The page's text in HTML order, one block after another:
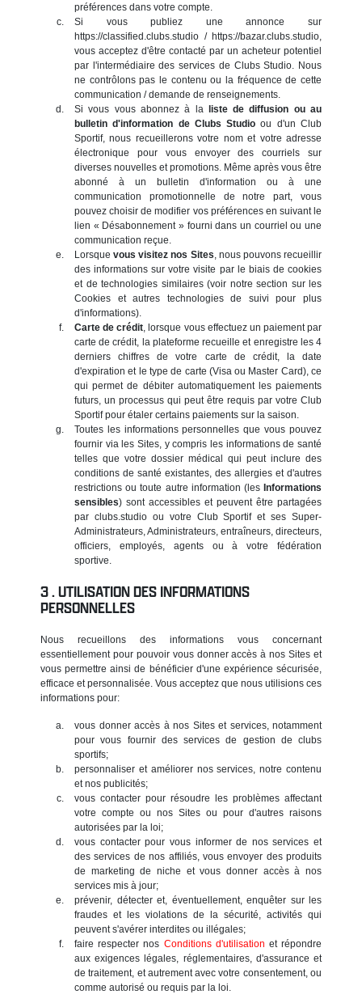
préférences dans votre compte.
Si vous publiez une annonce sur
https://classified.clubs.studio / https://bazar.clubs.studio,
vous acceptez d'être contacté par un acheteur potentiel
par l'intermédiaire des services de Clubs Studio. Nous
ne contrôlons pas le contenu ou la fréquence de cette
communication / demande de renseignements.
Si vous vous abonnez à la liste de diffusion ou au
bulletin d'information de Clubs Studio ou d'un Club
Sportif, nous recueillerons votre nom et votre adresse
électronique pour vous envoyer des courriels sur
diverses nouvelles et promotions. Même après vous être
abonné à un bulletin d'information ou à une
communication promotionnelle de notre part, vous
pouvez choisir de modifier vos préférences en suivant le
lien « Désabonnement » fourni dans un courriel ou une
communication reçue.
Lorsquevous visitez nos Sites, nous pouvons recueillir
des informations sur votre visite par le biais de cookies
et de technologies similaires (voir notre section sur les
Cookies et autres technologies de suivi pour plus
d'informations).
Carte de crédit, lorsque vous effectuez un paiement par
carte de crédit, la plateforme recueille et enregistre les 4
derniers chiffres de votre carte de crédit, la date
d'expiration et le type de carte (Visa ou Master Card), ce
qui permet de débiter automatiquement les paiements
futurs, un processus qui peut être requis par votre Club
Sportif pour étaler certains paiements sur la saison.
Toutes les informations personnelles que vous pouvez
fournir via les Sites, y compris les informations de santé
telles que votre dossier médical qui peut inclure des
conditions de santé existantes, des allergies et d'autres
restrictions ou toute autre information (les Informations
sensibles) sont accessibles et peuvent être partagées
par clubs.studio ou votre Club Sportif et ses Super-
Administrateurs, Administrateurs, entraîneurs, directeurs,
officiers, employés, agents ou à votre fédération
sportive.
UTILISATION DES INFORMATIONS
PERSONNELLES
Nous recueillons des informations vous concernant
essentiellement pour pouvoir vous donner accès à nos Sites et
vous permettre ainsi de bénéficier d'une expérience sécurisée,
efficace et personnalisée. Vous acceptez que nous utilisions ces
informations pour:
vous donner accès à nos Sites et services, notamment
pour vous fournir des services de gestion de clubs
sportifs;
personnaliser et améliorer nos services, notre contenu
et nos publicités;
vous contacter pour résoudre les problèmes affectant
votre compte ou nos Sites ou pour d'autres raisons
autorisées par la loi;
vous contacter pour vous informer de nos services et
des services de nos affiliés, vous envoyer des produits
de marketing de niche et vous donner accès à nos
services mis à jour;
prévenir, détecter et, éventuellement, enquêter sur les
fraudes et les violations de la sécurité, activités qui
peuvent s'avérer interdites ou illégales;
faire respecter nos Conditions d'utilisation et répondre
aux exigences légales, réglementaires, d'assurance et
de traitement, et autrement avec votre consentement, ou
comme autorisé ou requis par la loi.